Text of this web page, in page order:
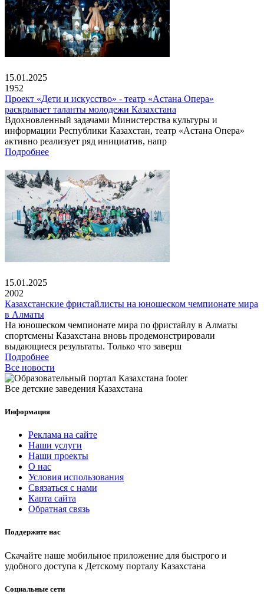
15.01.2025
1952
Проект «Дети и искусство» - театр «Астана Опера»
раскрывает таланты молодежи Казахстана
Вдохновленный задачами Министерства культуры и
информации Республики Казахстан, театр «Астана Опера»
активно реализует ряд инициатив, напр
Подробнее
15.01.2025
2002
Казахстанские фристайлисты на юношеском чемпионате мира
в Алматы
На юношеском чемпионате мира по фристайлу в Алматы
спортсмены Казахстана вновь продемонстрировали
выдающиеся результаты. Только что заверш
Подробнее
Все новости
Все детские заведения Казахстана
Информация
Реклама на сайте
Наши услуги
Наши проекты
О нас
Условия использования
Связаться с нами
Карта сайта
Обратная связь
Поддержите нас
Скачайте наше мобильное приложение для быстрого и
удобного доступа к Детскому порталу Казахстана
Социальные сети